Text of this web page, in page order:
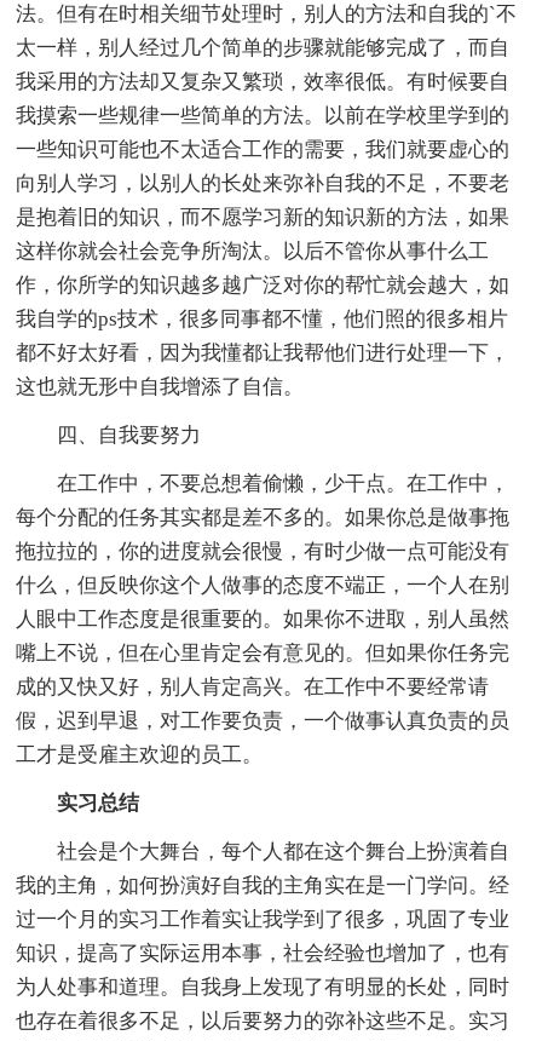
法。但有在时相关细节处理时，别人的方法和自我的`不
太一样，别人经过几个简单的步骤就能够完成了，而自
我采用的方法却又复杂又繁琐，效率很低。有时候要自
我摸索一些规律一些简单的方法。以前在学校里学到的
一些知识可能也不太适合工作的需要，我们就要虚心的
向别人学习，以别人的长处来弥补自我的不足，不要老
是抱着旧的知识，而不愿学习新的知识新的方法，如果
这样你就会社会竞争所淘汰。以后不管你从事什么工
作，你所学的知识越多越广泛对你的帮忙就会越大，如
我自学的ps技术，很多同事都不懂，他们照的很多相片
都不好太好看，因为我懂都让我帮他们进行处理一下，
这也就无形中自我增添了自信。
四、自我要努力
在工作中，不要总想着偷懒，少干点。在工作中，
每个分配的任务其实都是差不多的。如果你总是做事拖
拖拉拉的，你的进度就会很慢，有时少做一点可能没有
什么，但反映你这个人做事的态度不端正，一个人在别
人眼中工作态度是很重要的。如果你不进取，别人虽然
嘴上不说，但在心里肯定会有意见的。但如果你任务完
成的又快又好，别人肯定高兴。在工作中不要经常请
假，迟到早退，对工作要负责，一个做事认真负责的员
工才是受雇主欢迎的员工。
实习总结
社会是个大舞台，每个人都在这个舞台上扮演着自
我的主角，如何扮演好自我的主角实在是一门学问。经
过一个月的实习工作着实让我学到了很多，巩固了专业
知识，提高了实际运用本事，社会经验也增加了，也有
为人处事和道理。自我身上发现了有明显的长处，同时
也存在着很多不足，以后要努力的弥补这些不足。实习